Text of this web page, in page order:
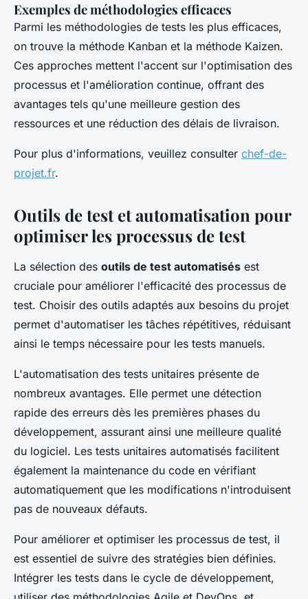
Exemples de méthodologies efficaces
Parmi les méthodologies de tests les plus efficaces,
on trouve la méthode Kanban et la méthode Kaizen.
Ces approches mettent l'accent sur l'optimisation des
processus et l'amélioration continue, offrant des
avantages tels qu'une meilleure gestion des
ressources et une réduction des délais de livraison.
Pour plus d'informations, veuillez consulter chef-de-
projet.fr.
Outils de test et automatisation pour
optimiser les processus de test
La sélection des outils de test automatisés est
cruciale pour améliorer l'efficacité des processus de
test. Choisir des outils adaptés aux besoins du projet
permet d'automatiser les tâches répétitives, réduisant
ainsi le temps nécessaire pour les tests manuels.
L'automatisation des tests unitaires présente de
nombreux avantages. Elle permet une détection
rapide des erreurs dès les premières phases du
développement, assurant ainsi une meilleure qualité
du logiciel. Les tests unitaires automatisés facilitent
également la maintenance du code en vérifiant
automatiquement que les modifications n'introduisent
pas de nouveaux défauts.
Pour améliorer et optimiser les processus de test, il
est essentiel de suivre des stratégies bien définies.
Intégrer les tests dans le cycle de développement,